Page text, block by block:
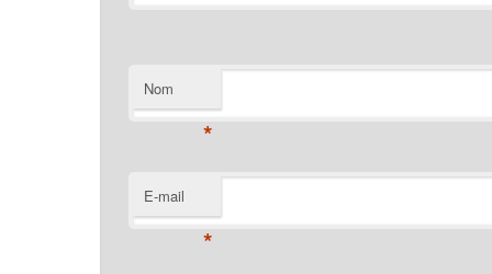
Nom
*
E-mail
*